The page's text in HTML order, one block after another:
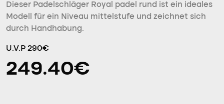
Dieser Padelschläger Royal padel rund ist ein ideales
Modell für ein Niveau mittelstufe und zeichnet sich
durch Handhabung.
U.V.P 290€
249.40€